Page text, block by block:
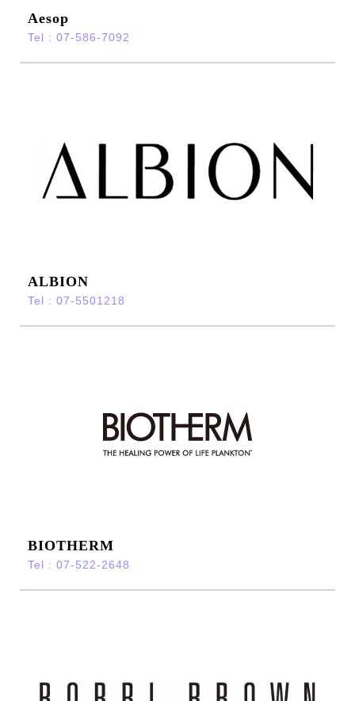
Aesop
Tel : 07-586-7092
ALBION
Tel : 07-5501218
BIOTHERM
Tel : 07-522-2648